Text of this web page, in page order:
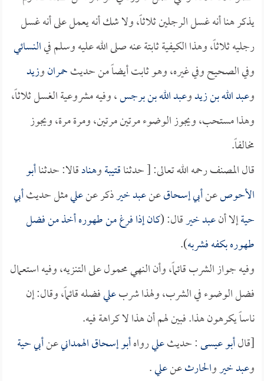
يذكر هنا أنه غسل الرجلين ثلاثاً، ولا شك أنه يعمل على أنه غسل
رجليه ثلاثاً، وهذا الكيفية ثابتة عنه صلى الله عليه وسلم فيالنسائي
وفي الصحيح وفي غيره، وهو ثابت أيضاً من حديثحمرانوزيد
وعبد الله بن زيدوعبد الله بن برجس، وفيه مشروعية الغسل ثلاثاً،
وهذا مستحب، ويجوز الوضوء مرتين مرتين، ومرة مرة، ويجوز
مخالفاً.
قال المصنف رحمه الله تعالى: [ حدثناقتيبةوهنادقالا: حدثناأبو
الأحوصعنأبي إسحاقعنعبد خيرذكر عنعليمثل حديثأبي
حيةإلا أنعبد خيرقال: (كان إذا فرغ من طهوره أخذ من فضل
طهوره بكفه فشربه).
وفيه جواز الشرب قائماً، وأن النهي محمول على التنزيه، وفيه استعمال
فضل الوضوء في الشرب، ولهذا شربعليفضله قائماً، وقال: إن
ناساً يكرهون هذا. فبين لهم أن هذا لا كراهة فيه.
[قالأبو عيسى: حديثعليرواهأبو إسحاق الهمدانيعنأبي حية
وعبد خيروالحارثعنعلي.